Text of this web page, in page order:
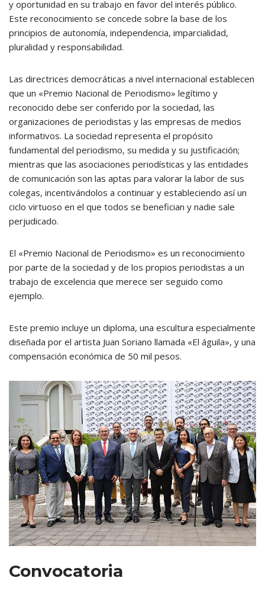
y oportunidad en su trabajo en favor del interés público.
Este reconocimiento se concede sobre la base de los
principios de autonomía, independencia, imparcialidad,
pluralidad y responsabilidad.
Las directrices democráticas a nivel internacional establecen
que un «Premio Nacional de Periodismo» legítimo y
reconocido debe ser conferido por la sociedad, las
organizaciones de periodistas y las empresas de medios
informativos. La sociedad representa el propósito
fundamental del periodismo, su medida y su justificación;
mientras que las asociaciones periodísticas y las entidades
de comunicación son las aptas para valorar la labor de sus
colegas, incentivándolos a continuar y estableciendo así un
ciclo virtuoso en el que todos se benefician y nadie sale
perjudicado.
El «Premio Nacional de Periodismo» es un reconocimiento
por parte de la sociedad y de los propios periodistas a un
trabajo de excelencia que merece ser seguido como
ejemplo.
Este premio incluye un diploma, una escultura especialmente
diseñada por el artista Juan Soriano llamada «El águila», y una
compensación económica de 50 mil pesos.
Convocatoria